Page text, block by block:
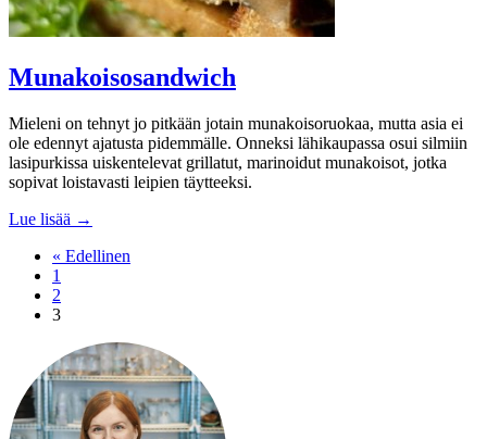
Munakoisosandwich
Mieleni on tehnyt jo pitkään jotain munakoisoruokaa, mutta asia ei
ole edennyt ajatusta pidemmälle. Onneksi lähikaupassa osui silmiin
lasipurkissa uiskentelevat grillatut, marinoidut munakoisot, jotka
sopivat loistavasti leipien täytteeksi.
Lue lisää →
« Edellinen
1
2
3